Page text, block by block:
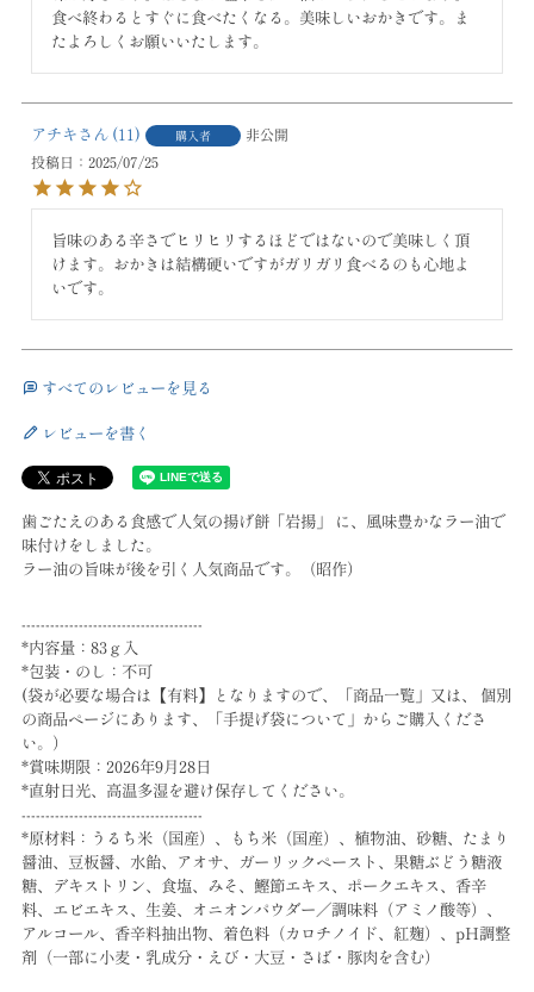
食べ終わるとすぐに食べたくなる。美味しいおかきです。ま
たよろしくお願いいたします。
アチキ 11 購入者
非公開
投稿日
2025/07/25
旨味のある辛さでヒリヒリするほどではないので美味しく頂
けます。おかきは結構硬いですがガリガリ食べるのも心地よ
すべてのレビューを見る
レビューを書く
歯ごたえのある食感で人気の揚げ餅「岩揚」 に、風味豊かなラー油で
味付けをしました。
ラー油の旨味が後を引く人気商品です。（昭作）
--------------------------------------
*内容量：83ｇ入
*包装・のし：不可
(袋が必要な場合は【有料】となりますので、「商品一覧」又は、 個別
の商品ページにあります、「手提げ袋について」からご購入くださ
い。）
*賞味期限：2026年9月28日
*直射日光、高温多湿を避け保存してください。
--------------------------------------
*原材料：うるち米（国産）、もち米（国産）、植物油、砂糖、たまり
醤油、豆板醤、水飴、アオサ、ガーリックペースト、果糖ぶどう糖液
糖、デキストリン、食塩、みそ、鰹節エキス、ポークエキス、香辛
料、エビエキス、生姜、オニオンパウダー／調味料（アミノ酸等）、
アルコール、香辛料抽出物、着色料（カロチノイド、紅麹）、pH調整
剤（一部に小麦・乳成分・えび・大豆・さば・豚肉を含む）